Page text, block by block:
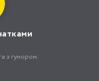
з гумором.